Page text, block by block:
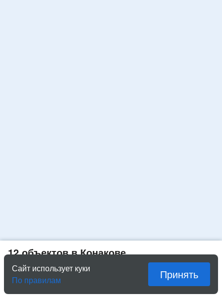
12 объектов в Конакове
Показать списком
Сайт использует куки
По правилам
Принять